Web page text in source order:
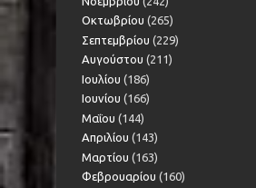
Οκτωβρίου (265)
Σεπτεμβρίου (229)
Αυγούστου (211)
Ιουλίου (186)
Ιουνίου (166)
Μαΐου (144)
Απριλίου (143)
Μαρτίου (163)
Φεβρουαρίου (160)